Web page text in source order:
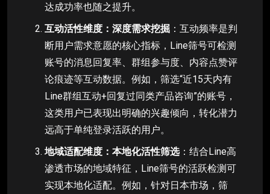
达成功率也随之提升。
互动活性维度：深度需求挖掘 ：互动频率是判
断用户需求意愿的核心指标，Line筛号可检测
账号的消息回复率、群组参与度、内容点赞评
论痕迹等互动数据。例如，筛选“近15天内有
Line群组互动+回复过同类产品咨询”的账号，
这类用户已表现出明确的兴趣倾向，转化潜力
远高于单纯登录活跃的用户。
地域适配维度：本地化活性筛选：结合Line高
渗透市场的地域特征，Line筛号的活跃检测可
实现本地化适配。例如，针对日本市场，筛